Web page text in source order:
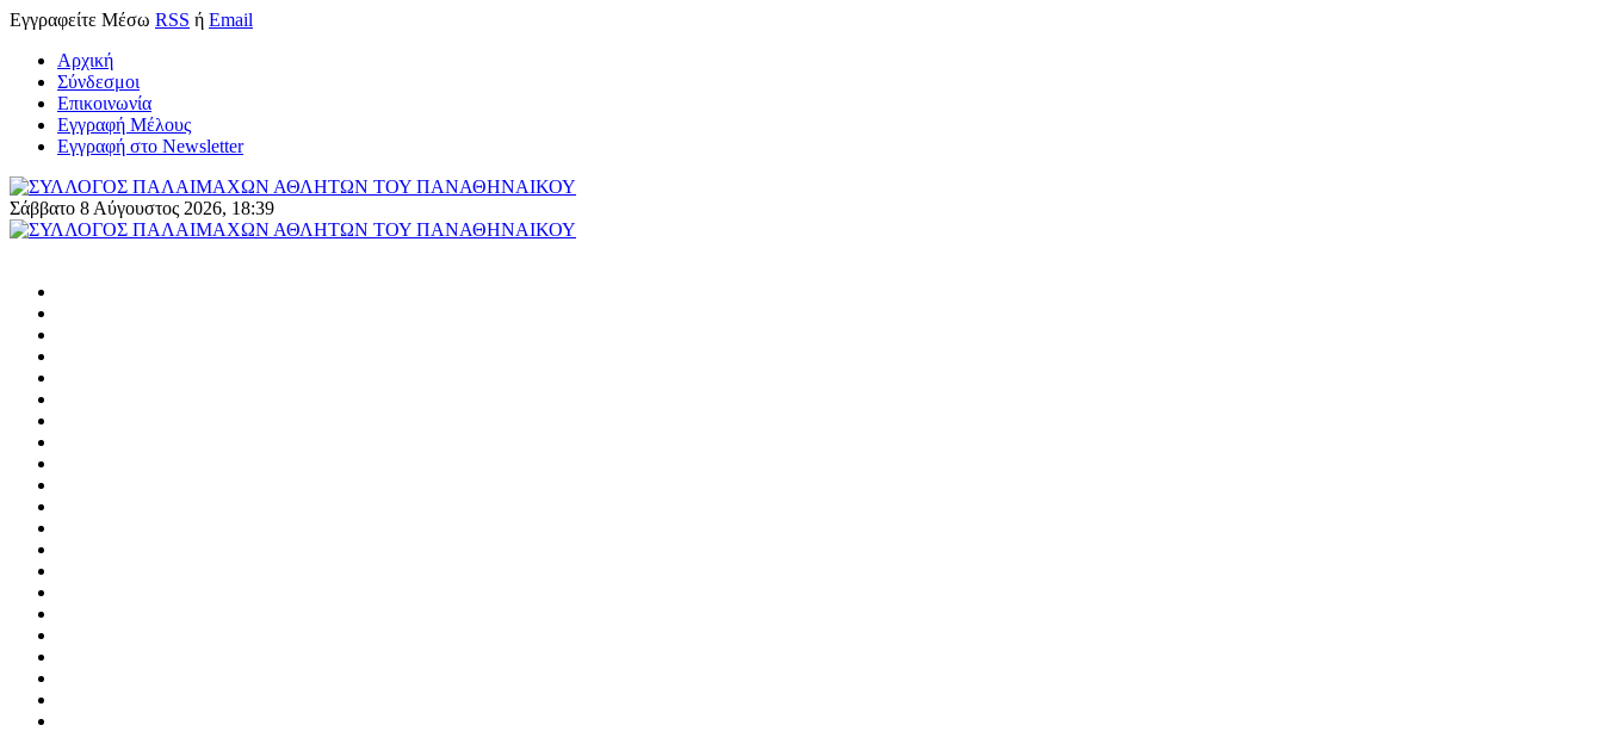
Εγγραφείτε Μέσω RSS ή Email
Αρχική
Σύνδεσμοι
Επικοινωνία
Εγγραφή Μέλους
Εγγραφή στο Newsletter
Σάββατο 8 Αύγουστος 2026, 18:39